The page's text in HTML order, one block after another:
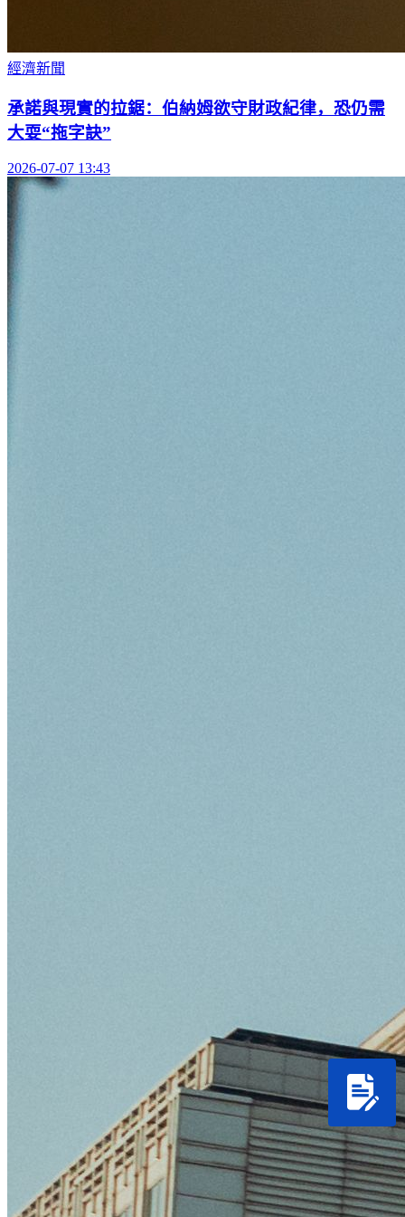
經濟新聞
承諾與現實的拉鋸：伯納姆欲守財政紀律，恐仍需
大耍“拖字訣”
2026-07-07 13:43